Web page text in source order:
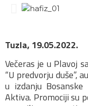
Tuzla, 19.05.2022.
Večeras je u Plavoj
“U predvorju duše”,
u izdanju
Aktiva. Promociji su